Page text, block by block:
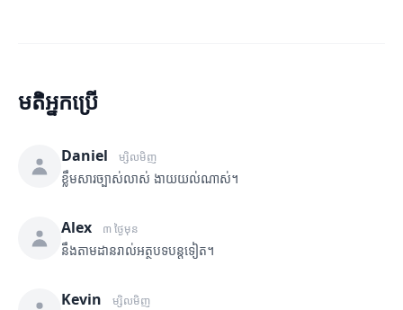
មតិអ្នកប្រើ
Daniel ម្សិលមិញ
ខ្លឹមសារច្បាស់លាស់ ងាយយល់ណាស់។
Alex ៣ ថ្ងៃមុន
នឹងតាមដានរាល់អត្ថបទបន្តទៀត។
Kevin ម្សិលមិញ